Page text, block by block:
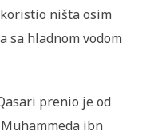
ništa osim
sa hladnom vodom
prenio je od
ibn